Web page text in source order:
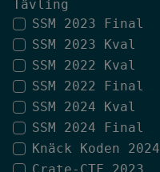
Tävling
SSM 2023 Final
SSM 2023 Kval
SSM 2022 Kval
SSM 2022 Final
SSM 2024 Kval
SSM 2024 Final
Knäck Koden 2024